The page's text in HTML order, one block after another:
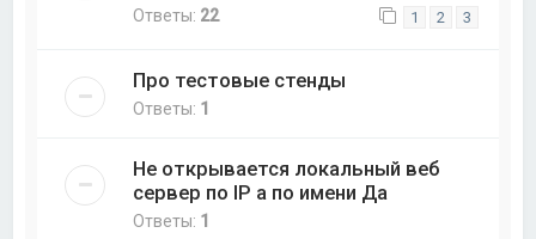
Ответы: 22 1 2 3
Про тестовые стенды
Ответы: 1
Не открывается локальный веб
сервер по IP а по имени Да
Ответы: 1